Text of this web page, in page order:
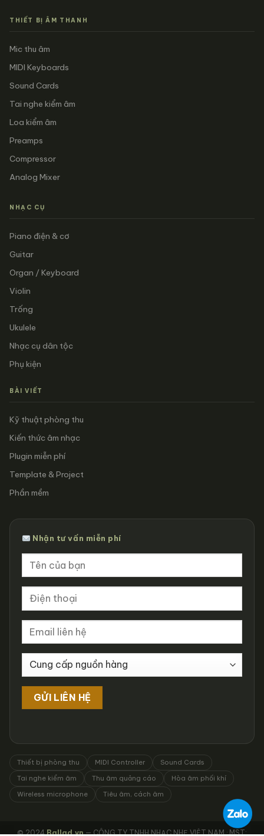
THIẾT BỊ ÂM THANH
Mic thu âm
MIDI Keyboards
Sound Cards
Tai nghe kiểm âm
Loa kiểm âm
Preamps
Compressor
Analog Mixer
NHẠC CỤ
Piano điện & cơ
Guitar
Organ / Keyboard
Violin
Trống
Ukulele
Nhạc cụ dân tộc
Phụ kiện
BÀI VIẾT
Kỹ thuật phòng thu
Kiến thức âm nhạc
Plugin miễn phí
Template & Project
Phần mềm
Nhận tư vấn miễn phí
Thiết bị phòng thu MIDI Controller
Sound Cards
Tai nghe kiểm âm
Thu âm quảng cáo
Hòa âm phối khí
Wireless microphone
Tiêu âm, cách âm
© 2024Ballad.vn— CÔNG TY TNHH NHẠC NHẸ VIỆT NAM · MST: